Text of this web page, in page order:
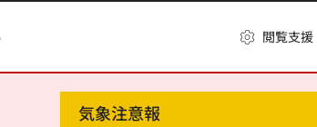
閲覧支援
気象注意報